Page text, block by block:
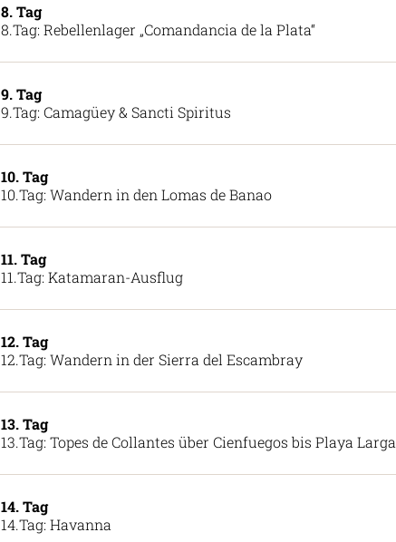
8. Tag
8.Tag: Rebellenlager „Comandancia de la Plata“
9. Tag
9.Tag: Camagüey & Sancti Spiritus
10. Tag
10.Tag: Wandern in den Lomas de Banao
11. Tag
11.Tag: Katamaran-Ausflug
12. Tag
12.Tag: Wandern in der Sierra del Escambray
13. Tag
13.Tag: Topes de Collantes über Cienfuegos bis Playa Larga
14. Tag
14.Tag: Havanna